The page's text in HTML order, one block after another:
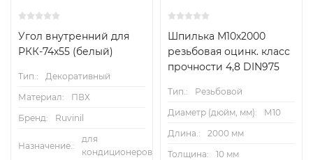
Угол внутренний для
РКК-74х55 (белый)
Тип.:
Декоративный
Материал:
ПВХ
Бренд:
Ruvinil
Назначение.:
для
кондиционеров
Шпилька М10x2000
резьбовая оцинк. класс
прочности 4,8 DIN975
Тип.:
Резьбовой
Диаметр (дюйм, мм):
М10
Длина.:
2000 мм
Толщина:
10 мм